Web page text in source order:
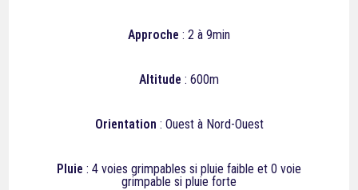
Approche : 2 à 9min
Altitude : 600m
Orientation : Ouest à Nord-Ouest
Pluie : 4 voies grimpables si pluie faible et 0 voie
grimpable si pluie forte